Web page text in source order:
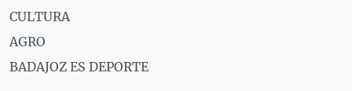
CULTURA
AGRO
BADAJOZ ES DEPORTE